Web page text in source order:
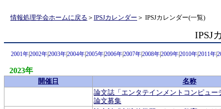
情報処理学会ホームに戻る ＞ IPSJカレンダー ＞ IPSJカレンダー(一覧)
IPSJ
2001年2002年2003年2004年2005年2006年2007年2008年2009年2010年2011年
2023年
開催日
名称
論文誌「エンタテインメントコンピュー
論文募集